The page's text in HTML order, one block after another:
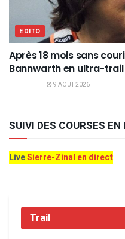
EDITO
Après 18 mois sans
Bannwarth en ultra-
9 AOÛT 2026
SUIVI DES COURSES EN
LiveSierre-Zinal en direct
Trail